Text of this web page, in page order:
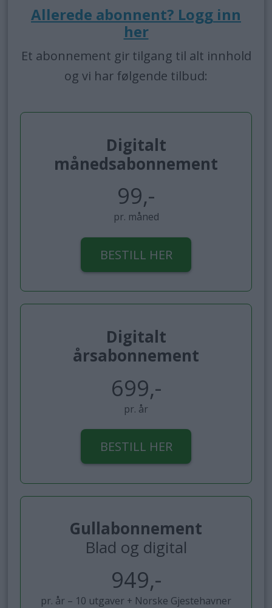
Allerede abonnent? Logg inn
her
Et abonnement gir tilgang til alt innhold
og vi har følgende tilbud:
Digitalt
månedsabonnement
99,-
pr. måned
BESTILL HER
Digitalt
årsabonnement
699,-
pr. år
BESTILL HER
Gullabonnement
Blad og digital
949,-
pr. år – 10 utgaver + Norske Gjestehavner